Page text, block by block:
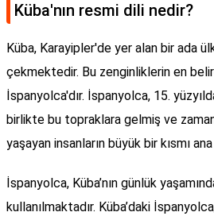
Küba'nın resmi dili nedir?
Küba, Karayipler'de yer alan bir ada
çekmektedir. Bu zenginliklerin en
İspanyolca'dır. İspanyolca, 15.
birlikte bu topraklara gelmiş ve
yaşayan insanların büyük bir kısmı
İspanyolca, Küba’nın günlük
kullanılmaktadır. Küba’daki